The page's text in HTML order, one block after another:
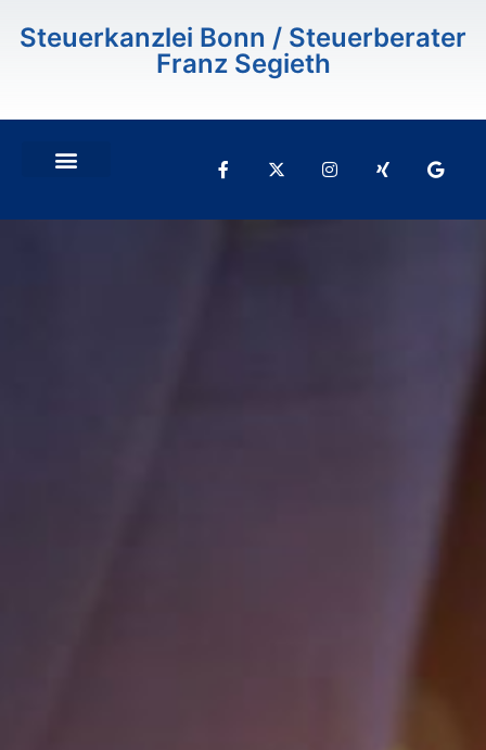
springen
Steuerkanzlei Bonn / Steuerberater
Franz Segieth